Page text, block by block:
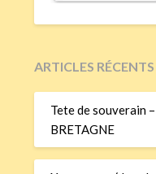
ARTICLES RÉCENTS
Tete de souverain
BRETAGNE